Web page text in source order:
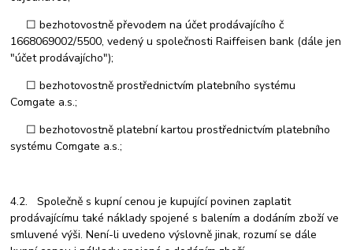
☐ bezhotovostně převodem na účet prodávajícího č
1668069002/5500, vedený u společnosti Raiffeisen bank (dále jen
"účet prodávajícho");
☐ bezhotovostně prostřednictvím platebního systému
Comgate a.s.;
☐ bezhotovostně platební kartou prostřednictvím platebního
systému Comgate a.s.;
4.2. Společně s kupní cenou je kupující povinen zaplatit
prodávajícímu také náklady spojené s balením a dodáním zboží ve
smluvené výši. Není-li uvedeno výslovně jinak, rozumí se dále